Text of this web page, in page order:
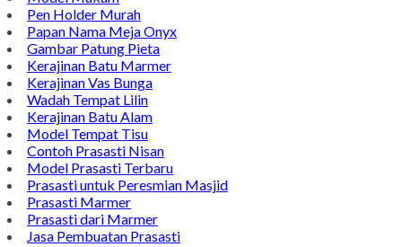
Pen Holder Murah
Papan Nama Meja Onyx
Gambar Patung Pieta
Kerajinan Batu Marmer
Kerajinan Vas Bunga
Wadah Tempat Lilin
Kerajinan Batu Alam
Model Tempat Tisu
Contoh Prasasti Nisan
Model Prasasti Terbaru
Prasasti untuk Peresmian Masjid
Prasasti Marmer
Prasasti dari Marmer
Jasa Pembuatan Prasasti